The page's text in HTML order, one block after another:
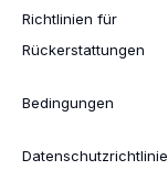
Richtlinien für
Rückerstattungen
Bedingungen
Datenschutzrichtlinie